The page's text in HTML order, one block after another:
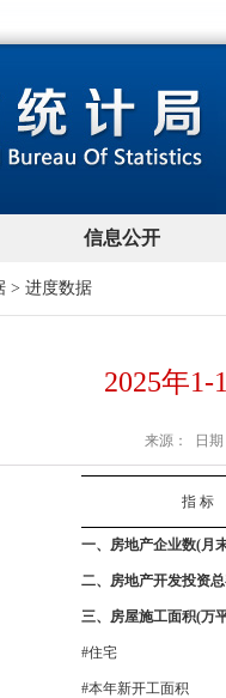
> 进度数据
2025年
来源： 日期
指 标
一、房地产企业数(月
二、房地产开发投资
三、房屋施工面积(万
#住宅
#本年新开工面积